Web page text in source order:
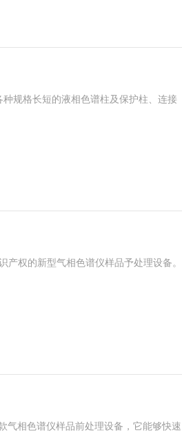
规格长短的液相色谱柱及保护柱、连接
权的新型气相色谱仪样品予处理设备。
气相色谱仪样品前处理设备，它能够快速